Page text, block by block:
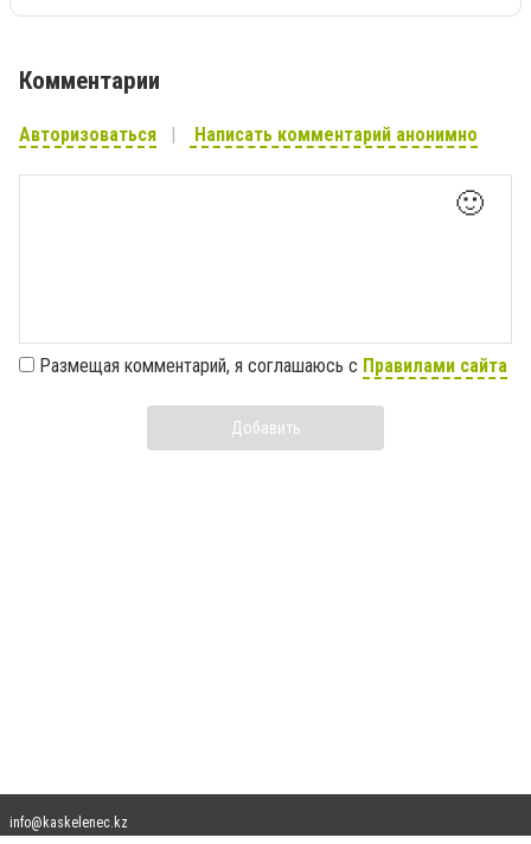
Комментарии
Авторизоваться Написать комментарий анонимно
🙂
Размещая комментарий, я соглашаюсь с Правилами сайта
Добавить
info@kaskelenec.kz